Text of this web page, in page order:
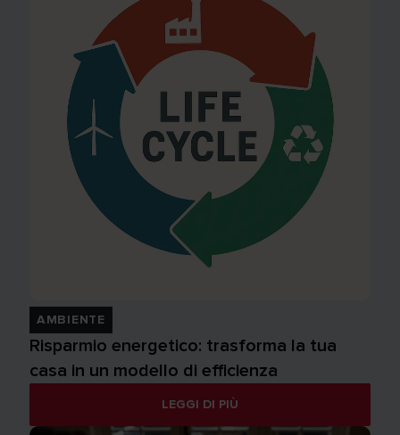
AMBIENTE
Risparmio energetico: trasforma la tua
casa in un modello di efficienza
LEGGI DI PIÙ